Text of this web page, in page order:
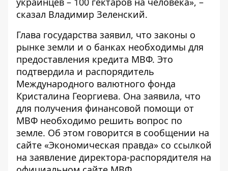
сказал Владимир Зеленский.
Глава государства заявил, что законы о
рынке земли и о банках необходимы для
предоставления кредита МВФ. Это
подтвердила и распорядитель
Международного валютного фонда
Кристалина Георгиева. Она заявила, что
для получения финансовой помощи от
МВФ необходимо решить вопрос по
земле. Об этом говорится в сообщении на
сайте «Экономическая правда» со ссылкой
на заявление директора-распорядителя на